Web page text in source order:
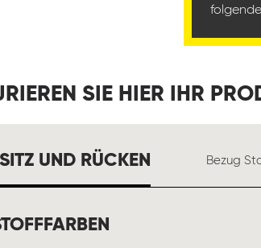
SIE HIER IHR
UND RÜCKEN Bezug